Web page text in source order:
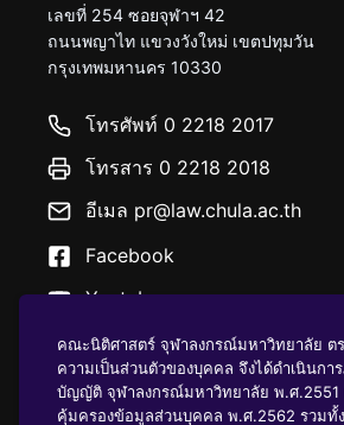
เลขที่ 254 ซอยจุฬาฯ 42
ถนนพญาไท แขวงวังใหม่ เขตปทุมวัน
กรุงเทพมหานคร 10330
โทรศัพท์ 0 2218 2017
โทรสาร 0 2218 2018
อีเมล pr@law.chula.ac.th
Facebook
Youtube
คณะนิติศาสตร์ จุฬาลงกรณ์มหาวิทยาลัย ต
ความเป็นส่วนตัวของบุคคล จึงได้ดำเนินกา
บัญญัติ จุฬาลงกรณ์มหาวิทยาลัย พ.ศ
คุ้มครองข้อมูลส่วนบุคคล พ.ศ.2562 รวมทั้ง